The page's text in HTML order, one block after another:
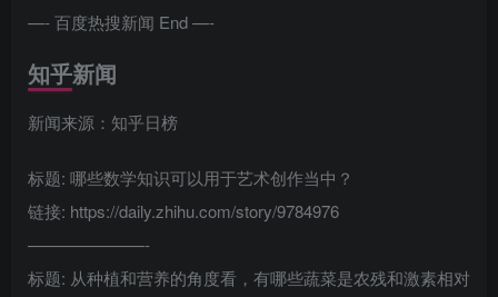
—- 百度热搜新闻 End —-
知乎新闻
新闻来源：知乎日榜
标题: 哪些数学知识可以用于艺术创作当中？
链接: https://daily.zhihu.com/story/9784976
———————-
标题: 从种植和营养的角度看，有哪些蔬菜是农残和激素相对